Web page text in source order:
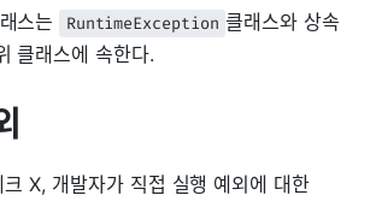
스는
RuntimeException 클래스와 상속
클래스에 속한다.
X, 개발자가 직접 실행 예외에 대한